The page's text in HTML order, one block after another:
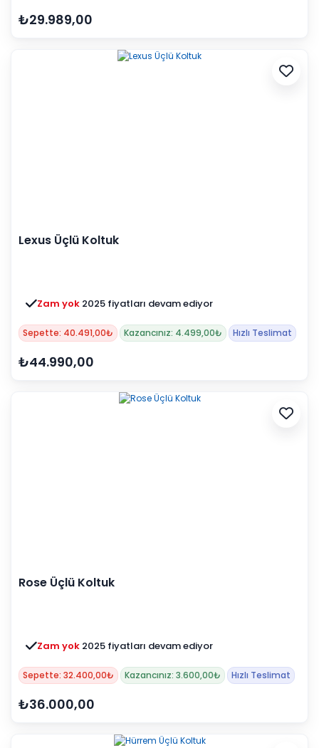
₺29.989,00
Lexus Üçlü Koltuk
Zam yok 2025 fiyatları devam ediyor
Sepette: 40.491,00₺ Kazancınız: 4.499,00₺ Hızlı Teslimat
₺44.990,00
Rose Üçlü Koltuk
Zam yok 2025 fiyatları devam ediyor
Sepette: 32.400,00₺ Kazancınız: 3.600,00₺ Hızlı Teslimat
₺36.000,00